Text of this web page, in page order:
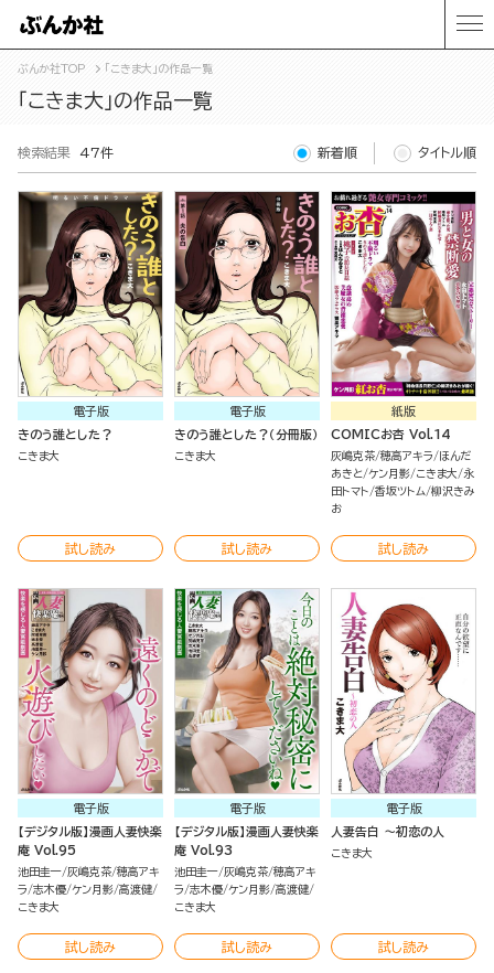
ぶんか社TOP 「こきま大」の作品一覧
「こきま大」の作品一覧
検索結果 47件 新着順 タイトル順
電子版
きのう誰とした？
こきま大
試し読み
電子版
きのう誰とした？（分冊版）
こきま大
試し読み
紙版
COMICお杏 Vol.14
灰嶋克茶 穂高アキラ
ほんだ
あきと ケン月影 こきま大
永
田トマト 香坂ツトム 柳沢きみ
お
試し読み
電子版
【デジタル版】漫画人妻快楽
庵 Vol.95
池田圭一 灰嶋克茶 穂高アキ
ラ 志木優 ケン月影 高渡健
こきま大
試し読み
電子版
【デジタル版】漫画人妻快楽
庵 Vol.93
池田圭一 灰嶋克茶 穂高アキ
ラ 志木優 ケン月影 高渡健
こきま大
試し読み
電子版
人妻告白 ～初恋の人
こきま大
試し読み